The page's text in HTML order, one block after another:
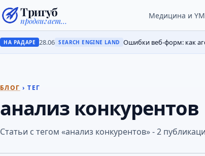
Тригуб
продвигает…
Медицина и
НА РАДАРЕ 28.06 SEARCH ENGINE LAND Ошибки веб-форм: как
БЛОГ › ТЕГ
анализ конкурентов
Статьи с тегом «анализ конкурентов» - 2